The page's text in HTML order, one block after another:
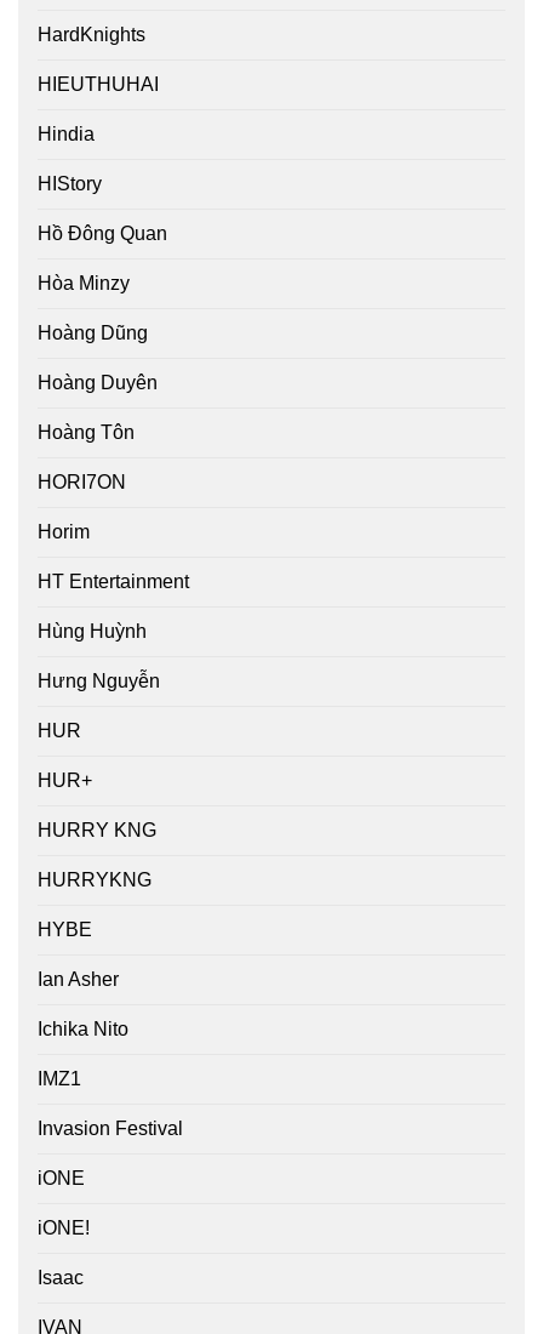
HardKnights
HIEUTHUHAI
Hindia
HIStory
Hồ Đông Quan
Hòa Minzy
Hoàng Dũng
Hoàng Duyên
Hoàng Tôn
HORI7ON
Horim
HT Entertainment
Hùng Huỳnh
Hưng Nguyễn
HUR
HUR+
HURRY KNG
HURRYKNG
HYBE
Ian Asher
Ichika Nito
IMZ1
Invasion Festival
iONE
iONE!
Isaac
IVAN